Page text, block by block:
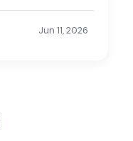
Jun 11, 2026